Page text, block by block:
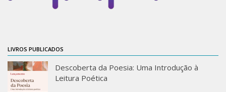
Sobre a Pós
Ingresso – Processo Seletivo
Formulários – Requerimentos
LIVROS PUBLICADOS
Descoberta da Poesia: Uma Introdução à
Leitura Poética